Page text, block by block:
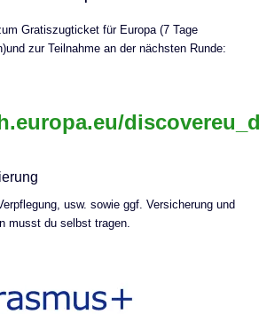
Gratiszugticket für Europa (7 Tage
zur Teilnahme an der nächsten Runde:
usw. sowie ggf. Versicherung und
musst du selbst tragen.